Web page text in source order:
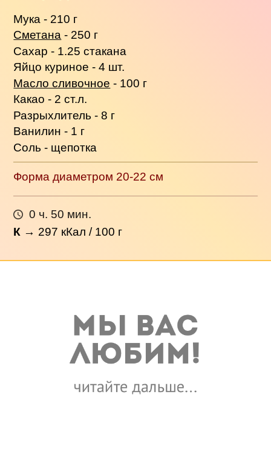
Мука - 210 г
Сметана - 250 г
Сахар - 1.25 стакана
Яйцо куриное - 4 шт.
Масло сливочное - 100 г
Какао - 2 ст.л.
Разрыхлитель - 8 г
Ванилин - 1 г
Соль - щепотка
Форма диаметром 20-22 см
0 ч. 50 мин.
К → 297 кКал / 100 г